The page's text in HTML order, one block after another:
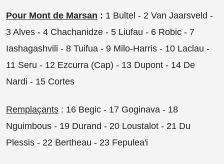
Pour Mont de Marsan : 1 Bultel - 2 Van Jaarsveld -
3 Alves - 4 Chachanidze - 5 Liufau - 6 Robic - 7
Iashagashvili - 8 Tuifua - 9 Milo-Harris - 10 Laclau -
11 Seru - 12 Ezcurra (Cap) - 13 Dupont - 14 De
Nardi - 15 Cortes
Remplaçants : 16 Begic - 17 Goginava - 18
Nguimbous - 19 Durand - 20 Loustalot - 21 Du
Plessis - 22 Bertheau - 23 Fepulea'i